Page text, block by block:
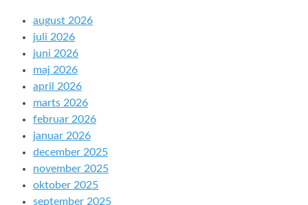
august 2026
juli 2026
juni 2026
maj 2026
april 2026
marts 2026
februar 2026
januar 2026
december 2025
november 2025
oktober 2025
september 2025